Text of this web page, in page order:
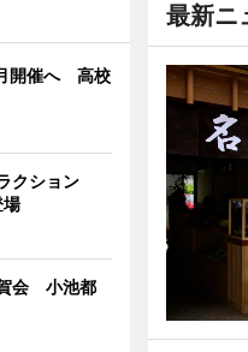
最新ニ
開催へ 高校
クション
会 小池都